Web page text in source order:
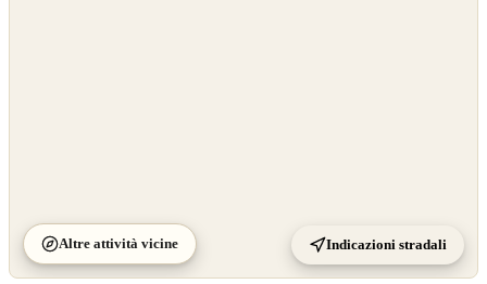
Altre attività vicine Indicazioni stradali